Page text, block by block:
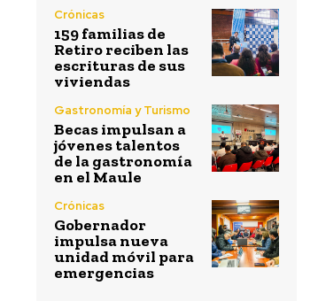
Crónicas
159 familias de
Retiro reciben las
escrituras de sus
viviendas
Gastronomía y Turismo
Becas impulsan a
jóvenes talentos
de la gastronomía
en el Maule
Crónicas
Gobernador
impulsa nueva
unidad móvil para
emergencias